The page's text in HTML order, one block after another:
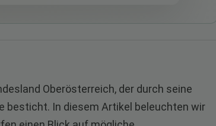
Oberösterreich, der durch seine
besticht. In diesem Artikel beleuchten wir